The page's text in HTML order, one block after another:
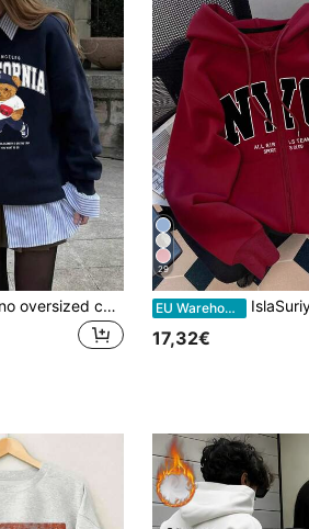
Moletom feminino oversized casual de manga comprida com gola redonda e estampa de urso da Califórnia para a primavera.
29
EU Warehouse IslaSuriya Moletom com capuz feminino, jaqueta com zíper e bordado de coração,
17,32€